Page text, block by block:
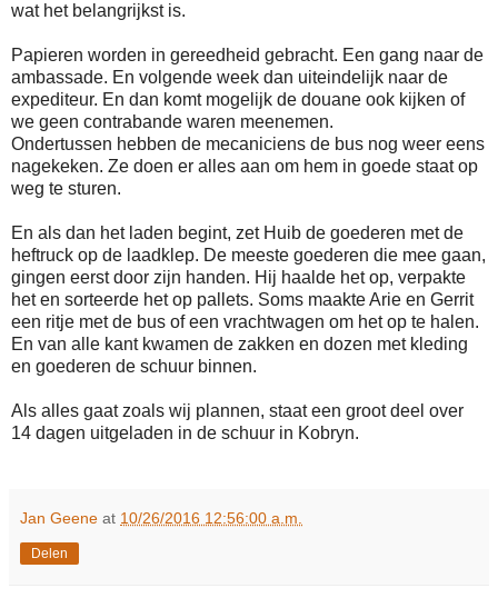
wat het belangrijkst is.
Papieren worden in gereedheid gebracht. Een gang naar de
ambassade. En volgende week dan uiteindelijk naar de
expediteur. En dan komt mogelijk de douane ook kijken of
we geen contrabande waren meenemen.
Ondertussen hebben de mecaniciens de bus nog weer eens
nagekeken. Ze doen er alles aan om hem in goede staat op
weg te sturen.
En als dan het laden begint, zet Huib de goederen met de
heftruck op de laadklep. De meeste goederen die mee gaan,
gingen eerst door zijn handen. Hij haalde het op, verpakte
het en sorteerde het op pallets. Soms maakte Arie en Gerrit
een ritje met de bus of een vrachtwagen om het op te halen.
En van alle kant kwamen de zakken en dozen met kleding
en goederen de schuur binnen.
Als alles gaat zoals wij plannen, staat een groot deel over
14 dagen uitgeladen in de schuur in Kobryn.
Jan Geene at 10/26/2016 12:56:00 a.m.
Delen